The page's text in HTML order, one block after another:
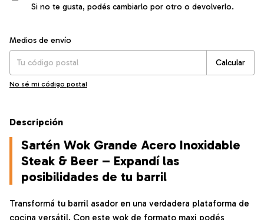
Si no te gusta, podés cambiarlo por otro o devolverlo.
Entregas para el CP:
Medios de envío
Calcular
No sé mi código postal
Descripción
Sartén Wok Grande Acero Inoxidable
Steak & Beer – Expandí las
posibilidades de tu barril
Transformá tu barril asador en una verdadera plataforma de
cocina versátil. Con este wok de formato maxi podés